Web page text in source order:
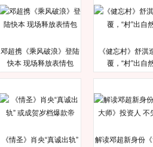
邓超携《乘风破浪》登陆
快本 现场释放表情包
《健忘村》舒淇
覆，“村”出自
《情圣》肖央“真诚出轨”
解读邓超新身份